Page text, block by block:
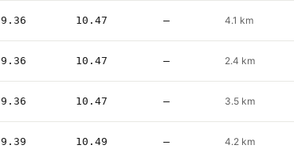
9.36 10.47 — 4.1 km
9.36 10.47 — 2.4 km
9.36 10.47 — 3.5 km
9.39 10.49 — 4.2 km